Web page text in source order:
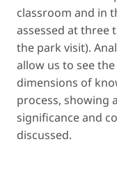
classroom and in
assessed at three
the park visit).
allow us to see
dimensions of
process, showing
significance and
discussed.